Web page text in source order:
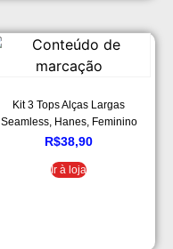
Kit 3 Tops Alças Largas
Seamless, Hanes, Feminino
R$38,90
Ir à loja